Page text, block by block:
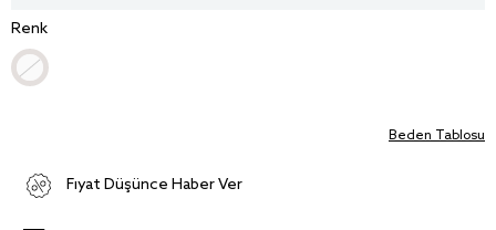
Renk
Beden Tablosu
Fiyat Düşünce Haber Ver